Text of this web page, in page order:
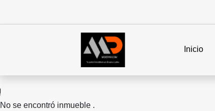
Inicio
No se encontró inmueble .